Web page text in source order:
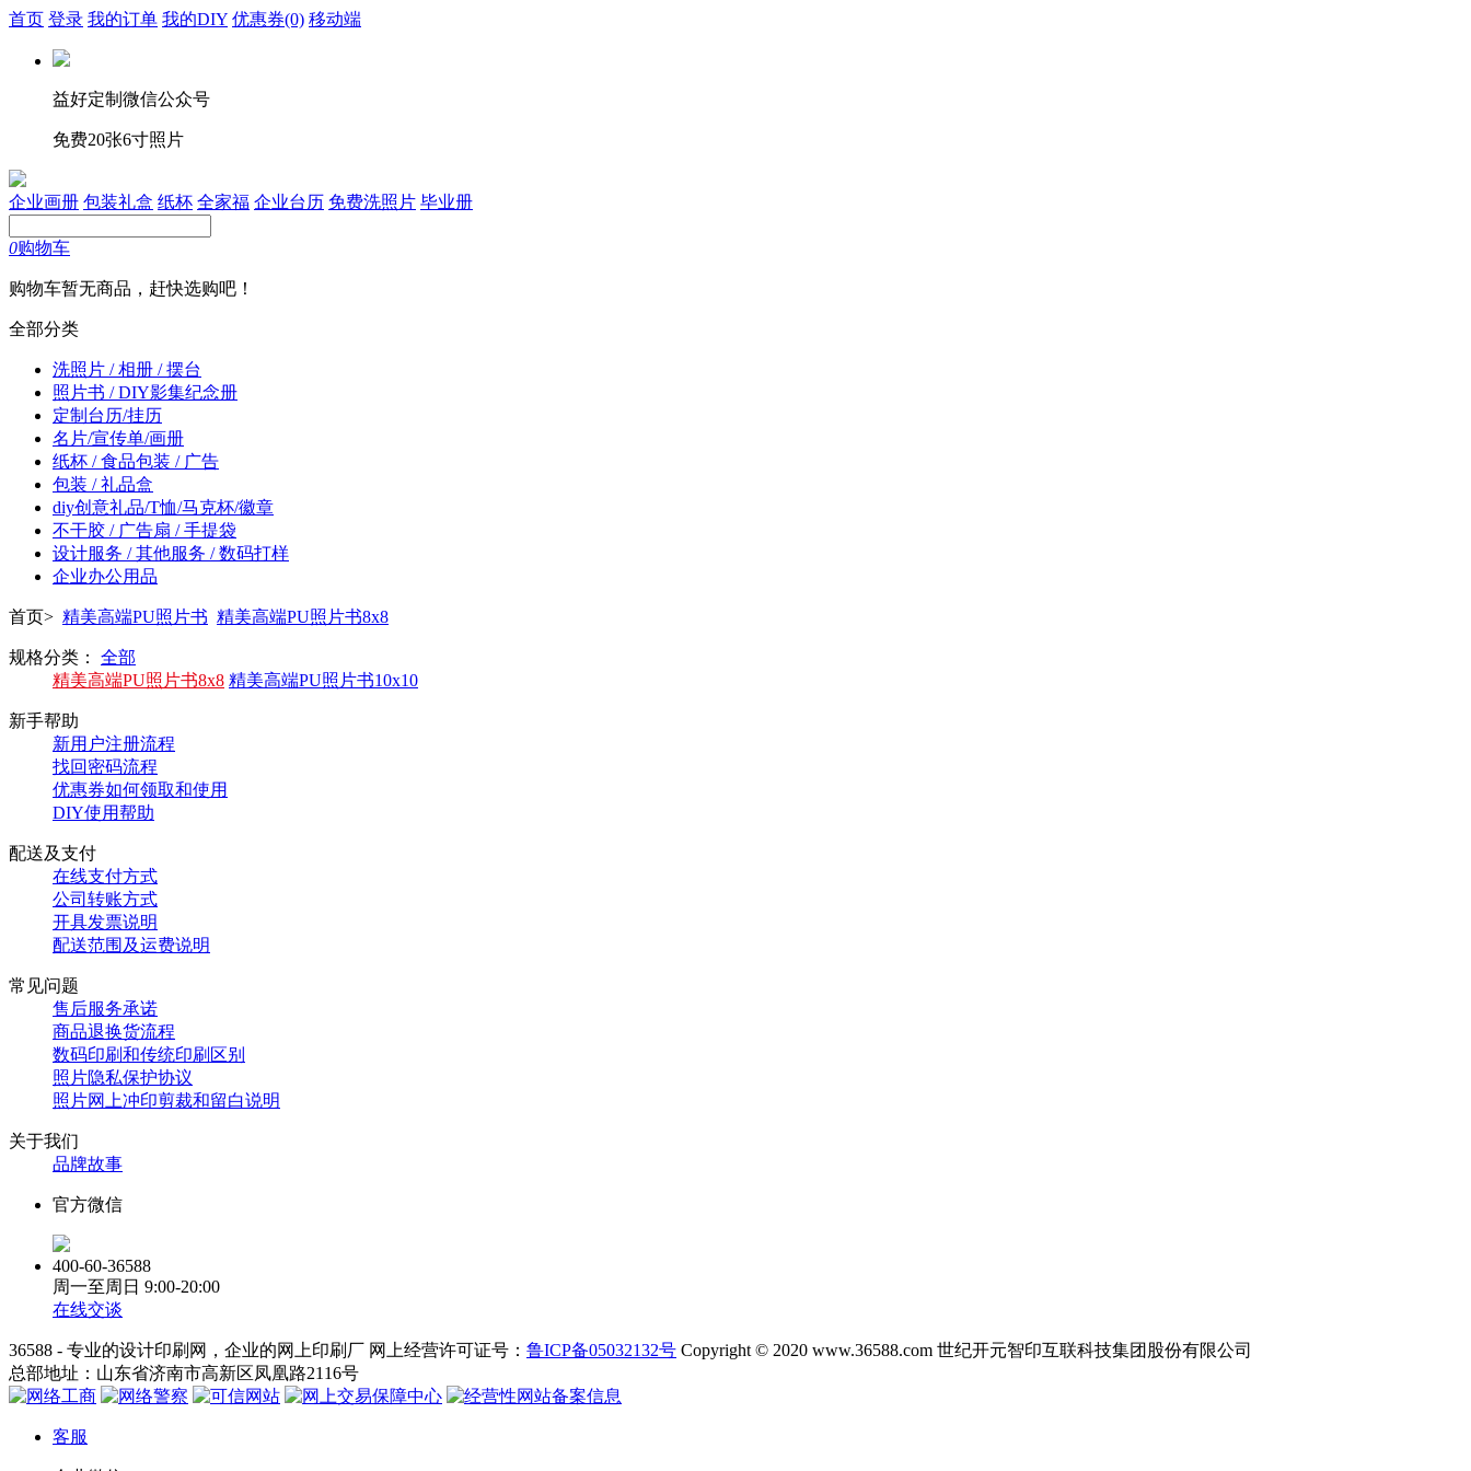
首页 登录 我的订单 我的DIY 优惠券(0) 移动端
益好定制微信公众号
免费20张6寸照片
企业画册 包装礼盒 纸杯 全家福 企业台历 免费洗照片 毕业册
0购物车
购物车暂无商品，赶快选购吧！
全部分类
洗照片 / 相册 / 摆台
照片书 / DIY影集纪念册
定制台历/挂历
名片/宣传单/画册
纸杯 / 食品包装 / 广告
包装 / 礼品盒
diy创意礼品/T恤/马克杯/徽章
不干胶 / 广告扇 / 手提袋
设计服务 / 其他服务 / 数码打样
企业办公用品
首页> 精美高端PU照片书 精美高端PU照片书8x8
规格分类：
全部
精美高端PU照片书8x8 精美高端PU照片书10x10
新手帮助
新用户注册流程
找回密码流程
优惠券如何领取和使用
DIY使用帮助
配送及支付
在线支付方式
公司转账方式
开具发票说明
配送范围及运费说明
常见问题
售后服务承诺
商品退换货流程
数码印刷和传统印刷区别
照片隐私保护协议
照片网上冲印剪裁和留白说明
关于我们
品牌故事
官方微信
400-60-36588
周一至周日 9:00-20:00
在线交谈
36588 - 专业的设计印刷网，企业的网上印刷厂 网上经营许可证号： 鲁ICP备05032132号 Copyright © 2020 www.36588.com 世纪开元智印互联科技集团股份有限公司
总部地址：山东省济南市高新区凤凰路2116号
客服